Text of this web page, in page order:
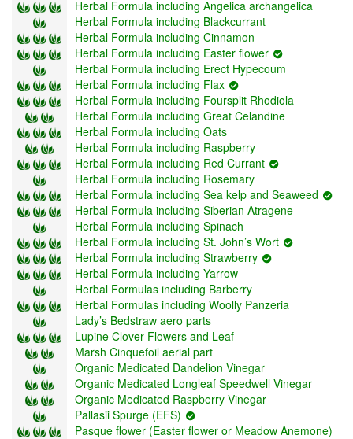
Herbal Formula including Angelica archangelica
Herbal Formula including Blackcurrant
Herbal Formula including Cinnamon
Herbal Formula including Easter flower
Herbal Formula including Erect Hypecoum
Herbal Formula including Flax
Herbal Formula including Foursplit Rhodiola
Herbal Formula including Great Celandine
Herbal Formula including Oats
Herbal Formula including Raspberry
Herbal Formula including Red Currant
Herbal Formula including Rosemary
Herbal Formula including Sea kelp and Seaweed
Herbal Formula including Siberian Atragene
Herbal Formula including Spinach
Herbal Formula including St. John’s Wort
Herbal Formula including Strawberry
Herbal Formula including Yarrow
Herbal Formulas including Barberry
Herbal Formulas including Woolly Panzeria
Lady’s Bedstraw aero parts
Lupine Clover Flowers and Leaf
Marsh Cinquefoil aerial part
Organic Medicated Dandelion Vinegar
Organic Medicated Longleaf Speedwell Vinegar
Organic Medicated Raspberry Vinegar
Pallasii Spurge (EFS)
Pasque flower (Easter flower or Meadow Anemone)